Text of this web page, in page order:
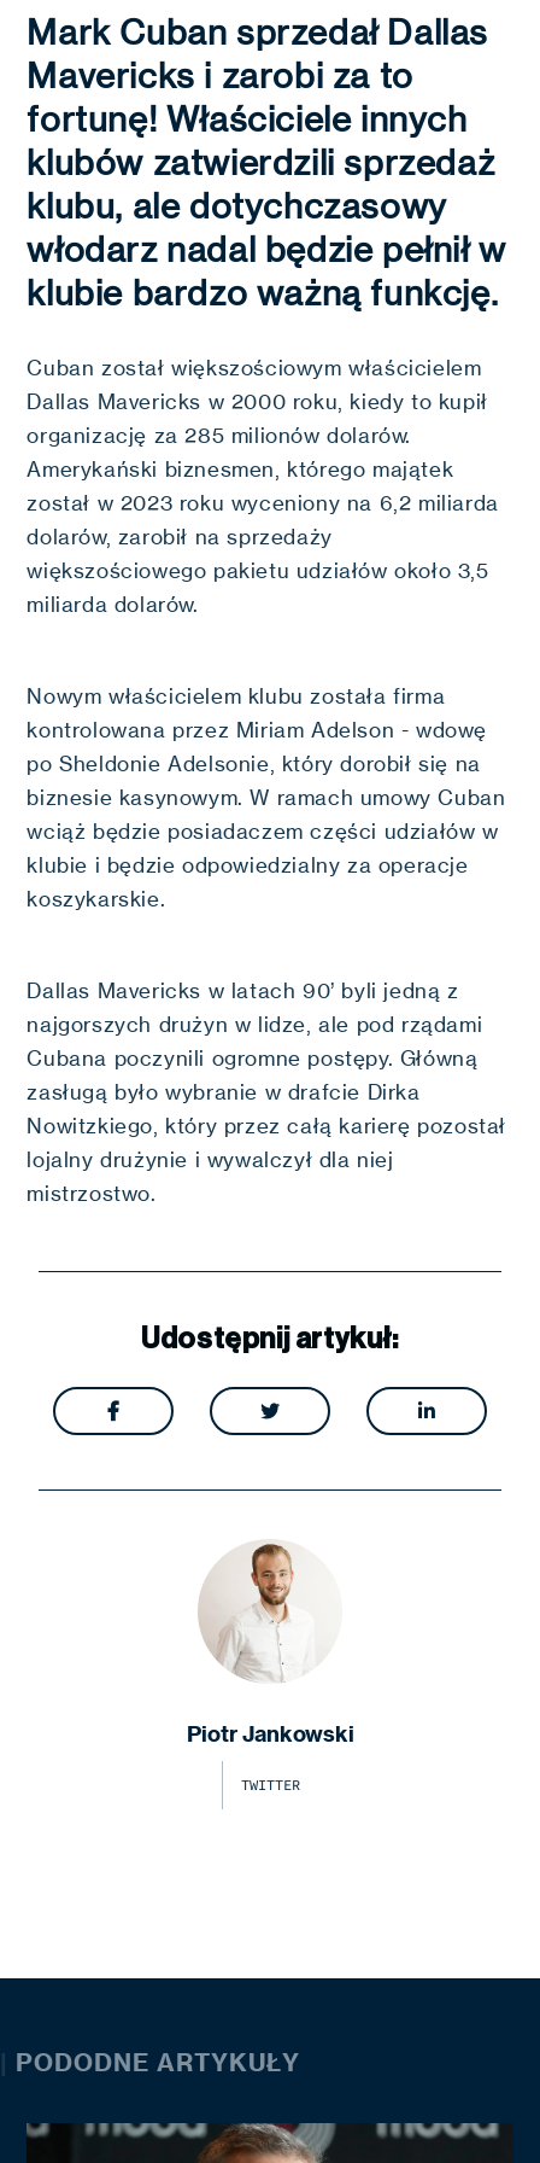
Mark Cuban sprzedał Dallas
Mavericks i zarobi za to
fortunę! Właściciele innych
klubów zatwierdzili sprzedaż
klubu, ale dotychczasowy
włodarz nadal będzie pełnił w
klubie bardzo ważną funkcję.
Cuban został większościowym właścicielem
Dallas Mavericks w 2000 roku, kiedy to kupił
organizację za 285 milionów dolarów.
Amerykański biznesmen, którego majątek
został w 2023 roku wyceniony na 6,2 miliarda
dolarów, zarobił na sprzedaży
większościowego pakietu udziałów około 3,5
miliarda dolarów.
Nowym właścicielem klubu została firma
kontrolowana przez Miriam Adelson - wdowę
po Sheldonie Adelsonie, który dorobił się na
biznesie kasynowym. W ramach umowy Cuban
wciąż będzie posiadaczem części udziałów w
klubie i będzie odpowiedzialny za operacje
koszykarskie.
Dallas Mavericks w latach 90’ byli jedną z
najgorszych drużyn w lidze, ale pod rządami
Cubana poczynili ogromne postępy. Główną
zasługą było wybranie w drafcie Dirka
Nowitzkiego, który przez całą karierę pozostał
lojalny drużynie i wywalczył dla niej
mistrzostwo.
Udostępnij artykuł:
  
Piotr Jankowski
TWITTER
| PODODNE ARTYKUŁY